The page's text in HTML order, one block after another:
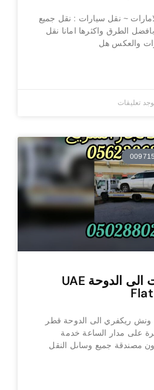
~ نقل سيارات : نقل جميع
الطرق واكثرها امانا نقل
والعكس هل
تعليقات
سطحة الامارات الى الدوحة UAE
ريكفري الى الدوحة قطر
على مدار الساعة خدمة
مصندقة جميع وساىل النقل